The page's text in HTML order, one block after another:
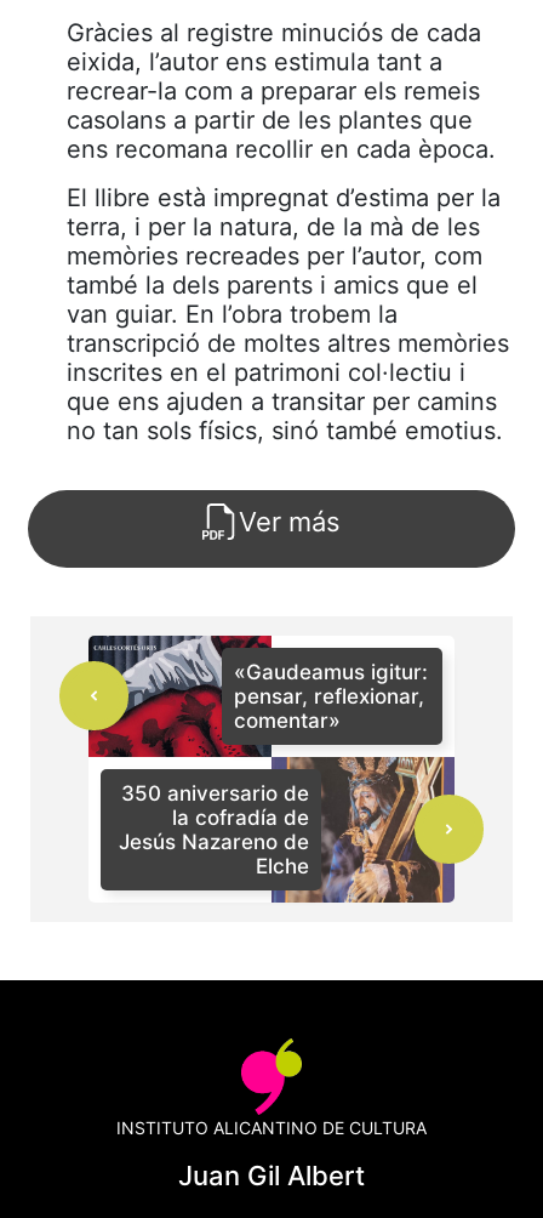
Gràcies al registre minuciós de cada
eixida, l’autor ens estimula tant a
recrear-la com a preparar els remeis
casolans a partir de les plantes que
ens recomana recollir en cada època.
El llibre està impregnat d’estima per la
terra, i per la natura, de la mà de les
memòries recreades per l’autor, com
també la dels parents i amics que el
van guiar. En l’obra trobem la
transcripció de moltes altres memòries
inscrites en el patrimoni col·lectiu i
que ens ajuden a transitar per camins
no tan sols físics, sinó també emotius.
Ver más
«Gaudeamus igitur:
pensar, reflexionar,
comentar»
350 aniversario de
la cofradía de
Jesús Nazareno de
Elche
INSTITUTO ALICANTINO DE CULTURA
Juan Gil Albert